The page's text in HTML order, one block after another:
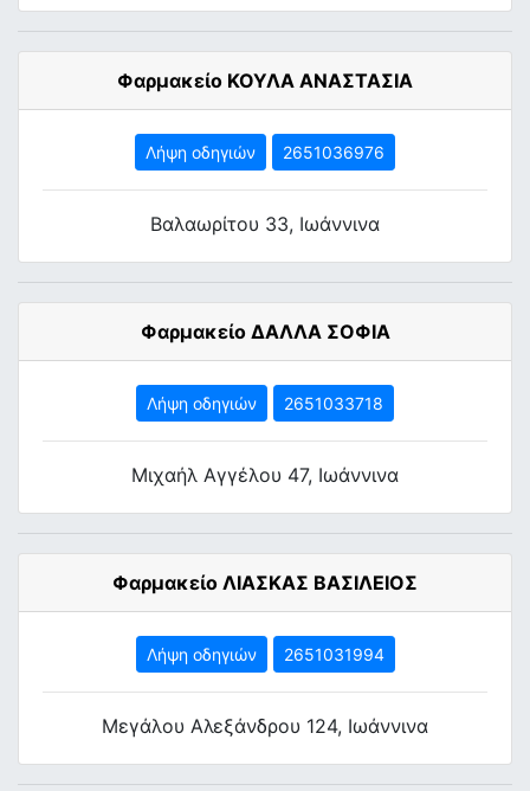
Φαρμακείο ΚΟΥΛΑ ΑΝΑΣΤΑΣΙΑ
Λήψη οδηγιών 2651036976
Βαλαωρίτου 33, Ιωάννινα
Φαρμακείο ΔΑΛΛΑ ΣΟΦΙΑ
Λήψη οδηγιών 2651033718
Μιχαήλ Αγγέλου 47, Ιωάννινα
Φαρμακείο ΛΙΑΣΚΑΣ ΒΑΣΙΛΕΙΟΣ
Λήψη οδηγιών 2651031994
Μεγάλου Αλεξάνδρου 124, Ιωάννινα